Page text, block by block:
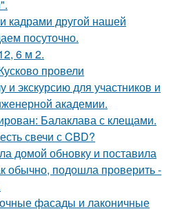
кадрами другой нашей
посуточно.
6 м 2.
провели
и экскурсию для участников и
академии.
Балаклава с клещами.
свечи с CBD?
домой обновку и поставила
обычно, подошла проверить -
фасады и лаконичные